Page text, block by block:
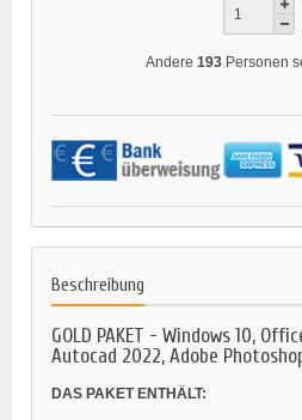
Andere 193 Personen
Beschreibung
GOLD PAKET - Windows 10,
Autocad 2022, Adobe
DAS PAKET ENTHÄLT: